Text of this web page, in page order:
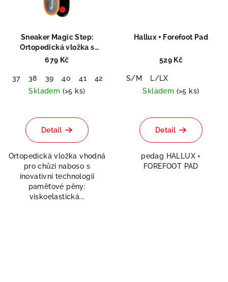
Sneaker Magic Step:
Ortopedická vložka s
paměťovou pěnou
679 Kč
37 38 39 40 41 42 44 45 46
Skladem (>5 ks)
hodnocení
produktu
z
5
hvězdiček.
Detail
Ortopedická vložka vhodná
pro chůzi naboso s
inovativní technologií
paměťové pěny:
viskoelastická...
Hallux + Forefoot Pad
529 Kč
S/M
L/LX
Skladem (>5 ks)
Detail
pedag HALLUX +
FOREFOOT PAD